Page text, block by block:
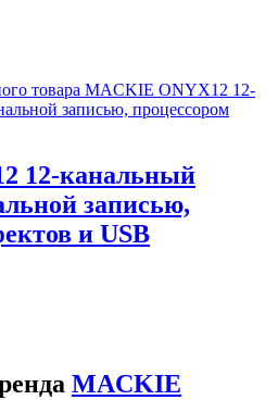
12-канальный
записью,
и USB
MACKIE